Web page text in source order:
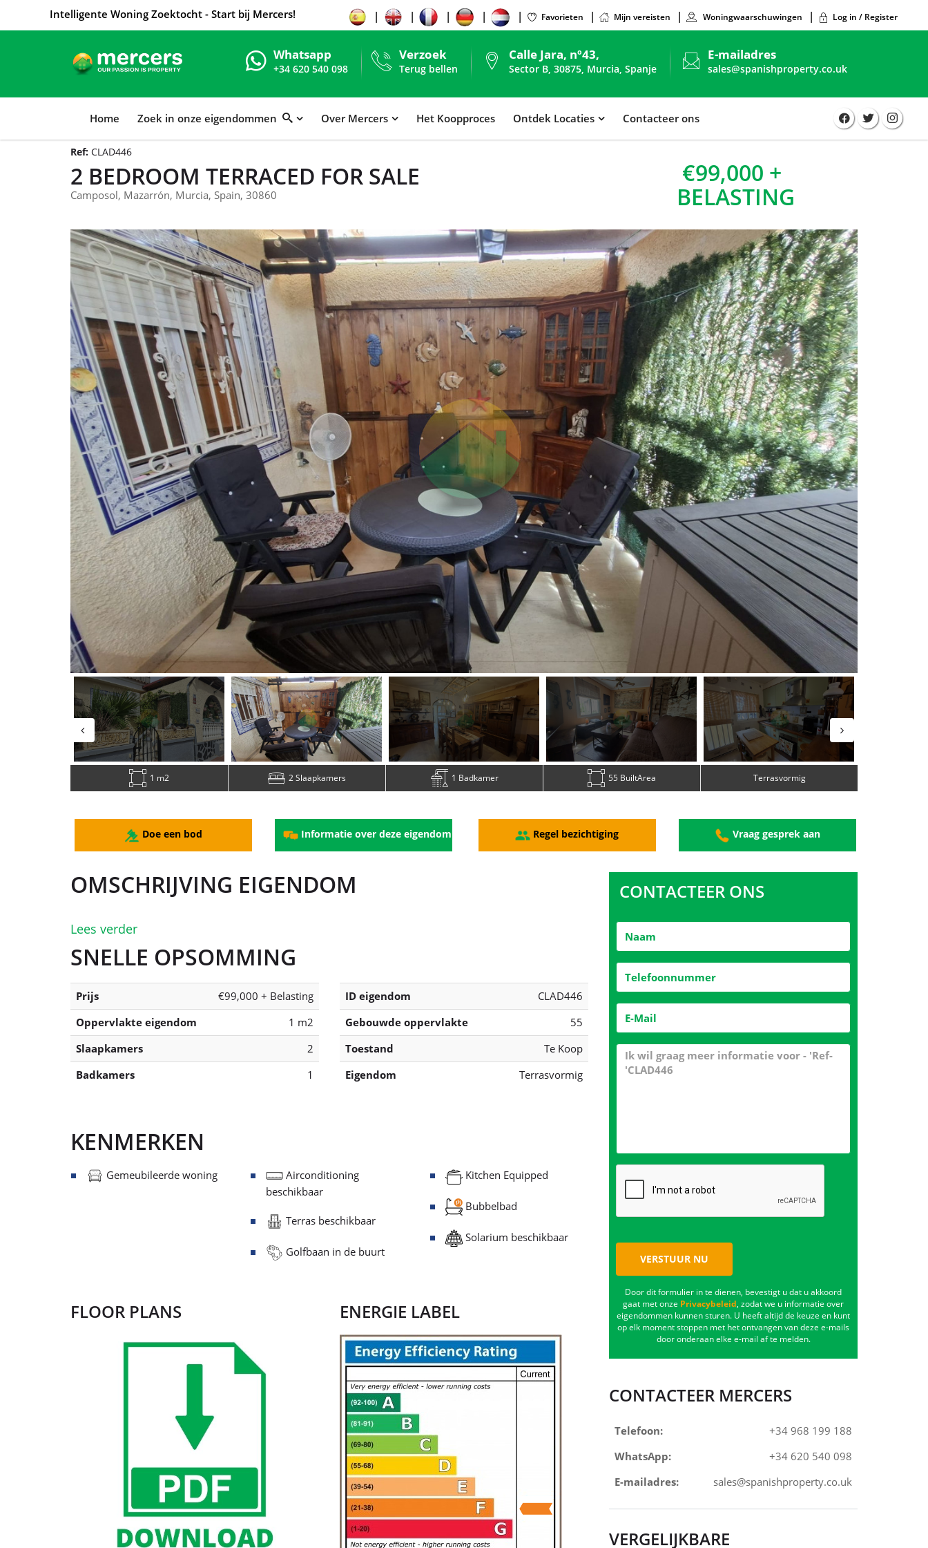
Intelligente Woning Zoektocht - Start bij Mercers! Favorieten Mijn vereisten Woningwaarschuwingen Log in / Register
Whatsapp
+34 620 540 098
Verzoek
Terug bellen
Calle Jara, nº43,
Sector B, 30875, Murcia, Spanje
E-mailadres
sales@spanishproperty.co.uk
Home Zoek in onze eigendommen Over Mercers Het Koopproces Ontdek Locaties Contacteer ons
Ref: CLAD446
2 BEDROOM TERRACED FOR SALE
Camposol, Mazarrón, Murcia, Spain, 30860
€99,000 +
BELASTING
1 m2 2 Slaapkamers 1 Badkamer 55 BuiltArea Terrasvormig
Doe een bod Informatie over deze eigendom Regel bezichtiging Vraag gesprek aan
OMSCHRIJVING EIGENDOM
Lees verder
SNELLE OPSOMMING
Prijs
€99,000 + Belasting
Oppervlakte eigendom
1 m2
Slaapkamers
2
Badkamers
1
ID eigendom
CLAD446
Gebouwde oppervlakte
55
Toestand
Te Koop
Eigendom
Terrasvormig
KENMERKEN
Gemeubileerde woning
Airconditioning
beschikbaar
Terras beschikbaar
Golfbaan in de buurt
Kitchen Equipped
Bubbelbad
Solarium beschikbaar
FLOOR PLANS ENERGIE LABEL
CONTACTEER ONS
VERSTUUR NU
Door dit formulier in te dienen, bevestigt u dat u akkoord
gaat met onze Privacybeleid, zodat we u informatie over
eigendommen kunnen sturen. U heeft altijd de keuze en kunt
op elk moment stoppen met het ontvangen van deze e-mails
door onderaan elke e-mail af te melden.
CONTACTEER MERCERS
Telefoon:
+34 968 199 188
WhatsApp:
+34 620 540 098
E-mailadres:
sales@spanishproperty.co.uk
VERGELIJKBARE